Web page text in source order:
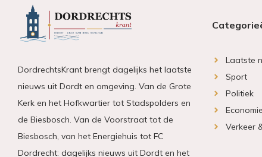
DordrechtsKrant brengt dagelijks het laatste
nieuws uit Dordt en omgeving. Van de Grote
Kerk en het Hofkwartier tot Stadspolders en
de Biesbosch. Van de Voorstraat tot de
Biesbosch, van het Energiehuis tot FC
Dordrecht: dagelijks nieuws uit Dordt en het
Laatste
Sport
Politiek
Economie
Verkeer